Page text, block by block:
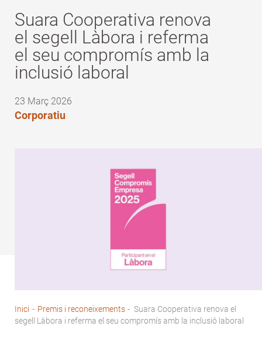
Suara Cooperativa renova
el segell Làbora i referma
el seu compromís amb la
inclusió laboral
23 Març 2026
Corporatiu
Fil
Inici - Premis i reconeixements - Suara Cooperativa renova el
segell Làbora i referma el seu compromís amb la inclusió laboral